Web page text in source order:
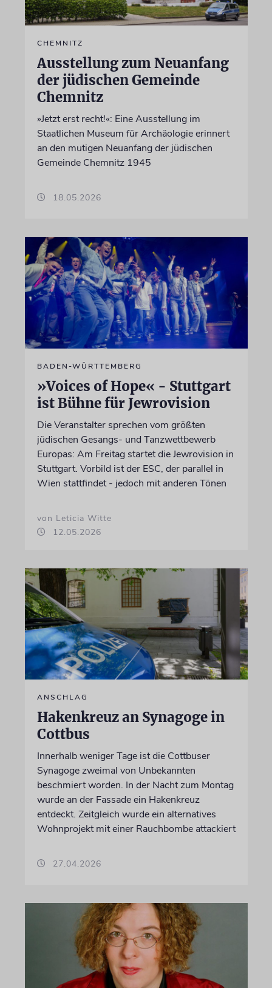
CHEMNITZ
Ausstellung zum Neuanfang
der jüdischen Gemeinde
Chemnitz
»Jetzt erst recht!«: Eine Ausstellung im
Staatlichen Museum für Archäologie erinnert
an den mutigen Neuanfang der jüdischen
Gemeinde Chemnitz 1945
18.05.2026
BADEN-WÜRTTEMBERG
»Voices of Hope« - Stuttgart
ist Bühne für Jewrovision
Die Veranstalter sprechen vom größten
jüdischen Gesangs- und Tanzwettbewerb
Europas: Am Freitag startet die Jewrovision in
Stuttgart. Vorbild ist der ESC, der parallel in
Wien stattfindet - jedoch mit anderen Tönen
von Leticia Witte
12.05.2026
ANSCHLAG
Hakenkreuz an Synagoge in
Cottbus
Innerhalb weniger Tage ist die Cottbuser
Synagoge zweimal von Unbekannten
beschmiert worden. In der Nacht zum Montag
wurde an der Fassade ein Hakenkreuz
entdeckt. Zeitgleich wurde ein alternatives
Wohnprojekt mit einer Rauchbombe attackiert
27.04.2026